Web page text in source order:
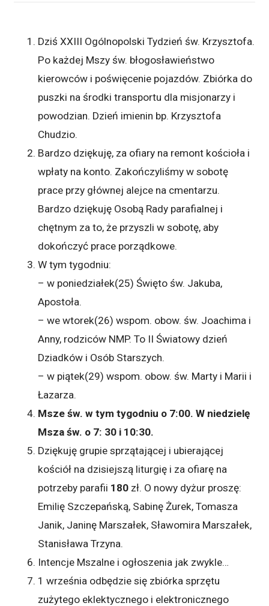
Dziś XXIII Ogólnopolski Tydzień św. Krzysztofa.
Po każdej Mszy św. błogosławieństwo
kierowców i poświęcenie pojazdów. Zbiórka do
puszki na środki transportu dla misjonarzy i
powodzian. Dzień imienin bp. Krzysztofa
Chudzio.
Bardzo dziękuję, za ofiary na remont kościoła i
wpłaty na konto. Zakończyliśmy w sobotę
prace przy głównej alejce na cmentarzu.
Bardzo dziękuję Osobą Rady parafialnej i
chętnym za to, że przyszli w sobotę, aby
dokończyć prace porządkowe.
W tym tygodniu:
– w poniedziałek(25) Święto św. Jakuba,
Apostoła.
– we wtorek(26) wspom. obow. św. Joachima i
Anny, rodziców NMP. To II Światowy dzień
Dziadków i Osób Starszych.
– w piątek(29) wspom. obow. św. Marty i Marii i
Łazarza.
Msze św. w tym tygodniu o 7:00. W niedzielę
Msza św. o 7: 30 i 10:30.
Dziękuję grupie sprzątającej i ubierającej
kościół na dzisiejszą liturgię i za ofiarę na
potrzeby parafii 180 zł. O nowy dyżur proszę:
Emilię Szczepańską, Sabinę Żurek, Tomasza
Janik, Janinę Marszałek, Sławomira Marszałek,
Stanisława Trzyna.
Intencje Mszalne i ogłoszenia jak zwykle…
1 września odbędzie się zbiórka sprzętu
zużytego eklektycznego i elektronicznego